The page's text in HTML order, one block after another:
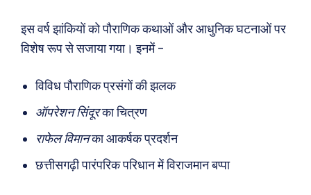
Type here... Search
इस वर्ष झांकियों को पौराणिक कथाओं और आधुनिक घटनाओं पर
विशेष रूप से सजाया गया। इनमें –
विविध पौराणिक प्रसंगों की झलक
ऑपरेशन सिंदूरका चित्रण
राफेल विमानका आकर्षक प्रदर्शन
छत्तीसगढ़ी पारंपरिक परिधान में विराजमान बप्पा